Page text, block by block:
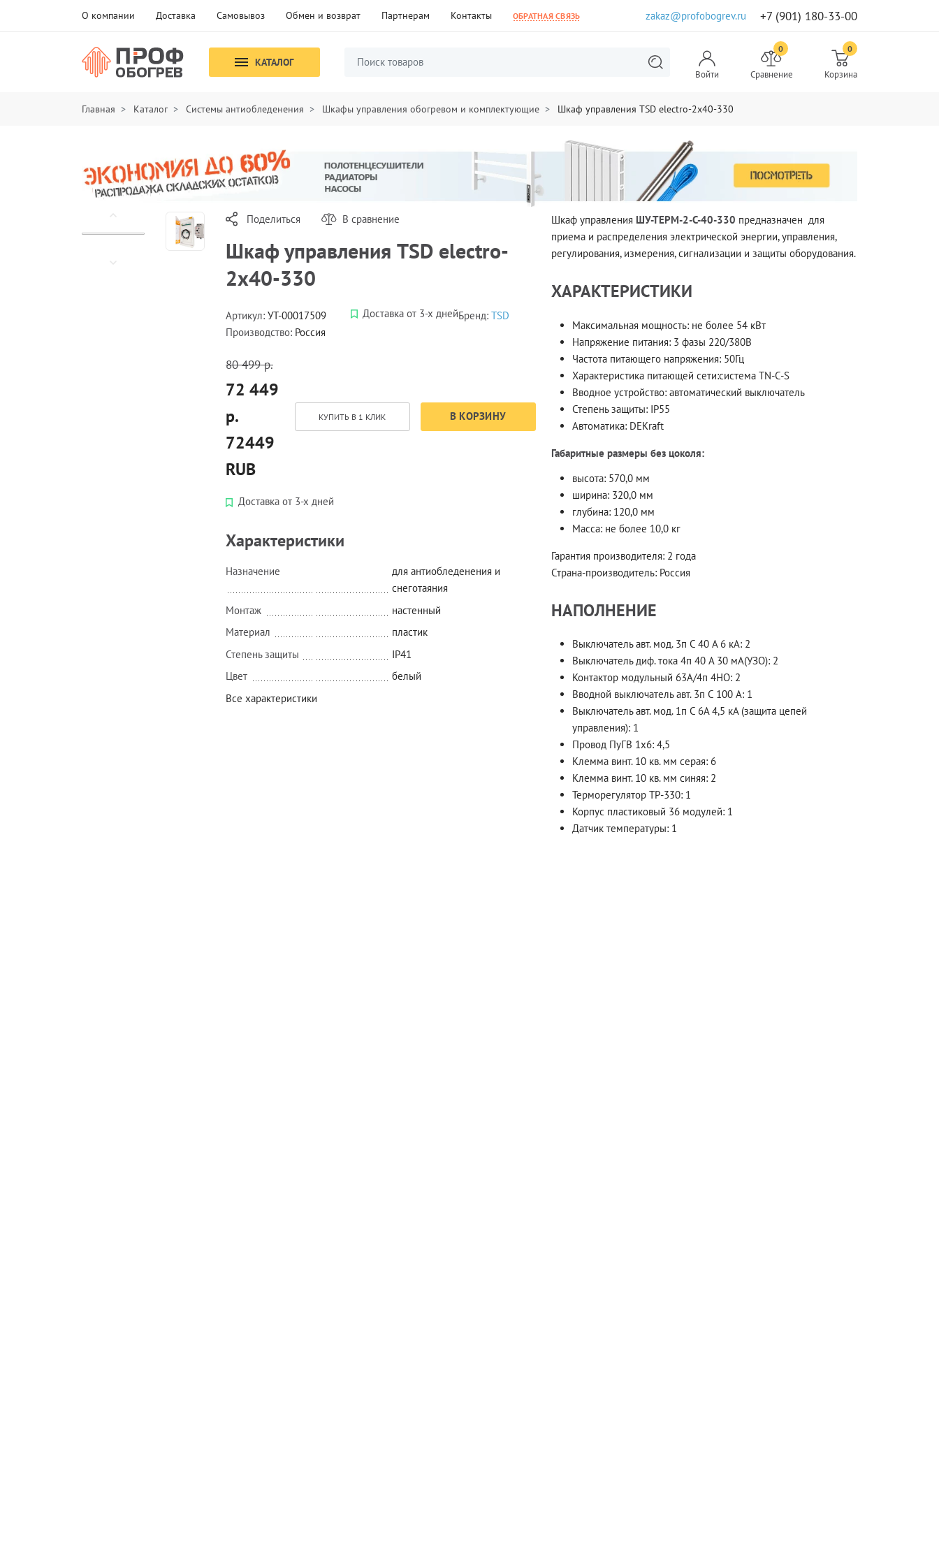
О компании Доставка Самовывоз Обмен и возврат Партнерам Контакты ОБРАТНАЯ СВЯЗЬ zakaz@profobogrev.ru +7 (901) 180-33-00
КАТАЛОГ
Войти
0
Сравнение
0
Корзина
Главная Каталог Системы антиобледенения Шкафы управления обогревом и комплектующие Шкаф управления TSD electro-2x40-330
Поделиться В сравнение
Шкаф управления TSD electro-
2x40-330
Артикул: УТ-00017509 Доставка от 3-х днейБренд: TSD
Производство: Россия
80 499 р.
72 449
р.
72449
RUB
КУПИТЬ В 1 КЛИК В КОРЗИНУ
Доставка от 3-х дней
Характеристики
Назначение
для антиобледенения и
снеготаяния
Монтаж
настенный
Материал
пластик
Степень защиты
IP41
Цвет
белый
Все характеристики
Шкаф управления ШУ-ТЕРМ-2-С-40-330 предназначен для
приема и распределения электрической энергии, управления,
регулирования, измерения, сигнализации и защиты оборудования.
ХАРАКТЕРИСТИКИ
Максимальная мощность: не более 54 кВт
Напряжение питания: 3 фазы 220/380В
Частота питающего напряжения: 50Гц
Характеристика питающей сети:система TN-C-S
Вводное устройство: автоматический выключатель
Степень защиты: IP55
Автоматика: DEKraft
Габаритные размеры без цоколя:
высота: 570,0 мм
ширина: 320,0 мм
глубина: 120,0 мм
Масса: не более 10,0 кг
Гарантия производителя: 2 года
Страна-производитель: Россия
НАПОЛНЕНИЕ
Выключатель авт. мод. 3п С 40 А 6 кА: 2
Выключатель диф. тока 4п 40 А 30 мА(УЗО): 2
Контактор модульный 63А/4п 4НО: 2
Вводной выключатель авт. 3п С 100 А: 1
Выключатель авт. мод. 1п С 6А 4,5 кА (защита цепей
управления): 1
Провод ПуГВ 1х6: 4,5
Клемма винт. 10 кв. мм серая: 6
Клемма винт. 10 кв. мм синяя: 2
Терморегулятор ТР-330: 1
Корпус пластиковый 36 модулей: 1
Датчик температуры: 1